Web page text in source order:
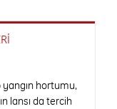
yangın hortumu,
lansı da tercih